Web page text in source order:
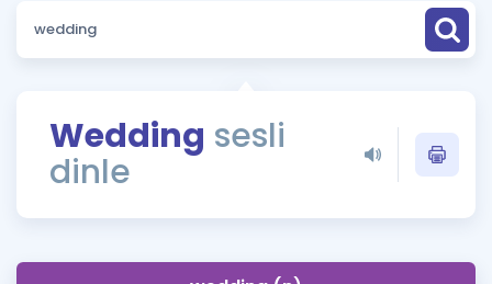
Sözlük
Rehberlik Aracı
ÖSYM Sınav Takvimi
Hakkımızda
Wedding sesli
dinle